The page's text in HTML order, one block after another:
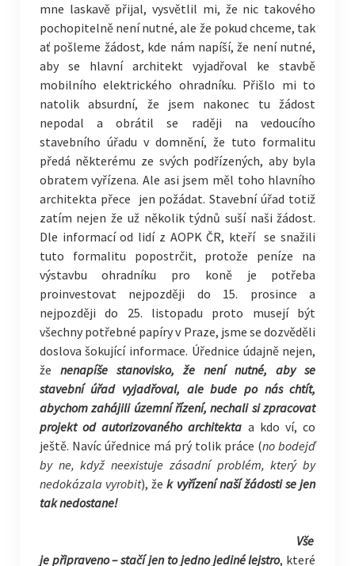
mne laskavě přijal, vysvětlil mi, že nic takového
pochopitelně není nutné, ale že pokud chceme, tak
ať pošleme žádost, kde nám napíší, že není nutné,
aby se hlavní architekt vyjadřoval ke stavbě
mobilního elektrického ohradníku. Přišlo mi to
natolik absurdní, že jsem nakonec tu žádost
nepodal a obrátil se raději na vedoucího
stavebního úřadu v domnění, že tuto formalitu
předá některému ze svých podřízených, aby byla
obratem vyřízena. Ale asi jsem měl toho hlavního
architekta přece jen požádat. Stavební úřad totiž
zatím nejen že už několik týdnů suší naši žádost.
Dle informací od lidí z AOPK ČR, kteří se snažili
tuto formalitu popostrčit, protože peníze na
výstavbu ohradníku pro koně je potřeba
proinvestovat nejpozději do 15. prosince a
nejpozději do 25. listopadu proto musejí být
všechny potřebné papíry v Praze, jsme se dozvěděli
doslova šokující informace. Úřednice údajně nejen,
že nenapíše stanovisko, že není nutné, aby se
stavební úřad vyjadřoval, ale bude po nás chtít,
abychom zahájili územní řízení, nechali si zpracovat
projekt od autorizovaného architekta a kdo ví, co
ještě. Navíc úřednice má prý tolik práce (no bodejď
by ne, když neexistuje zásadní problém, který by
nedokázala vyrobit), žek vyřízení naší žádosti se jen
tak nedostane!
Vše
je připraveno – stačí jen to jedno jediné lejstro, které